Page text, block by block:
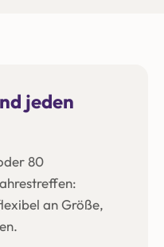
jeden
80
an Größe,